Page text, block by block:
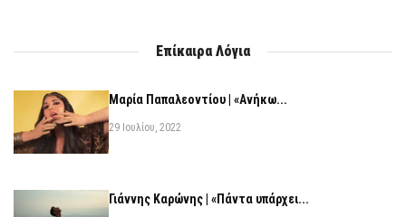
Επίκαιρα Λόγια
Μαρία Παπαλεοντίου | «Ανήκω...
29 Ιουλίου, 2022
Γιάννης Καρώνης | «Πάντα υπάρχει...